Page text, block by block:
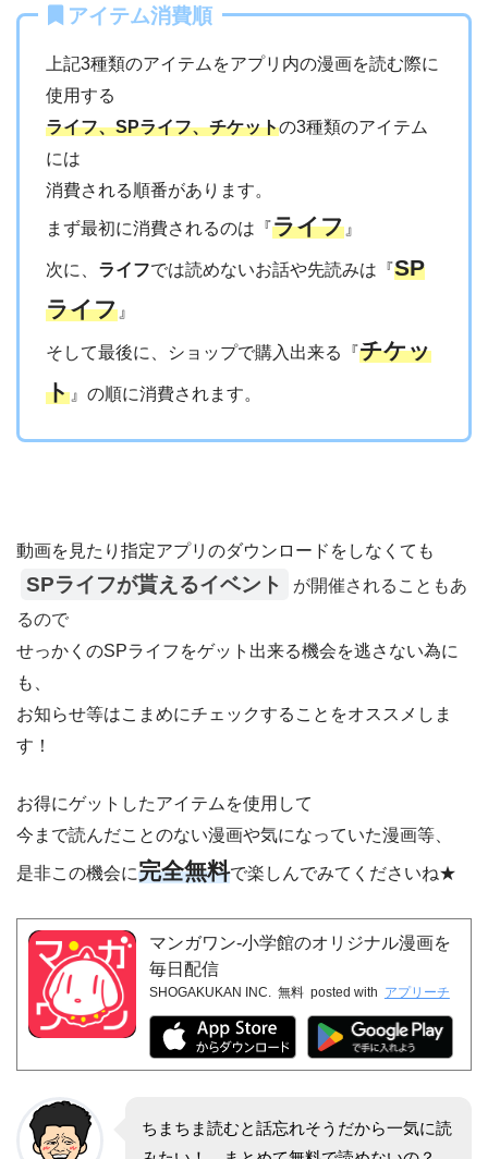
アイテム消費順
上記3種類のアイテムをアプリ内の漫画を読む際に
使用する
ライフ、SPライフ、チケットの3種類のアイテム
には
消費される順番があります。
まず最初に消費されるのは『ライフ 』
次に、 ライフでは読めないお話や先読みは『SP
ライフ 』
そして最後に、ショップで購入出来る『チケッ
ト 』の順に消費されます。
動画を見たり指定アプリのダウンロードをしなくても
SPライフが貰えるイベント
が開催されることもあ
るので
せっかくのSPライフをゲット出来る機会を逃さない為に
も、
お知らせ等はこまめにチェックすることをオススメしま
す！
お得にゲットしたアイテムを使用して
今まで読んだことのない漫画や気になっていた漫画等、
是非この機会に完全無料で楽しんでみてくださいね★
マンガワン-小学館のオリジナル漫画を
毎日配信
SHOGAKUKAN INC. 無料 posted with アプリーチ
ちまちま読むと話忘れそうだから一気に読